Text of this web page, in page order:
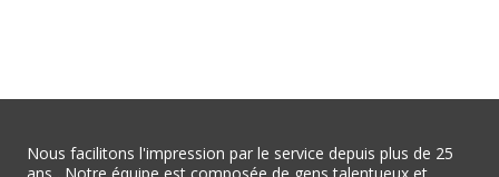
Nous facilitons l'impression par le service depuis plus de 25